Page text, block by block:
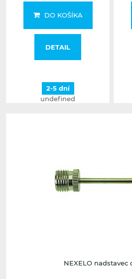
DO KOŠÍKA
DETAIL
2-5 dní
undefined
NEXELO nadstavec